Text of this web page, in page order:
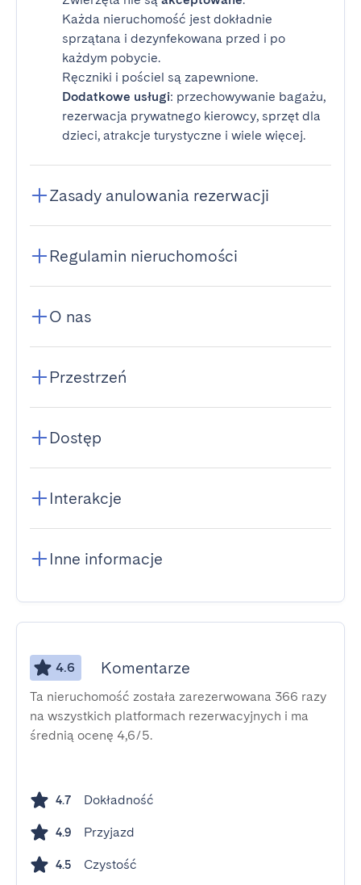
Każda nieruchomość jest dokładnie
sprzątana i dezynfekowana przed i po
każdym pobycie.
Ręczniki i pościel są zapewnione.
Dodatkowe usługi: przechowywanie bagażu,
rezerwacja prywatnego kierowcy, sprzęt dla
dzieci, atrakcje turystyczne i wiele więcej.
Zasady anulowania rezerwacji
Regulamin nieruchomości
O nas
Przestrzeń
Dostęp
Interakcje
Inne informacje
4.6 Komentarze
Ta nieruchomość została zarezerwowana 366 razy
na wszystkich platformach rezerwacyjnych i ma
średnią ocenę 4,6/5.
4.7 Dokładność
4.9 Przyjazd
4.5 Czystość